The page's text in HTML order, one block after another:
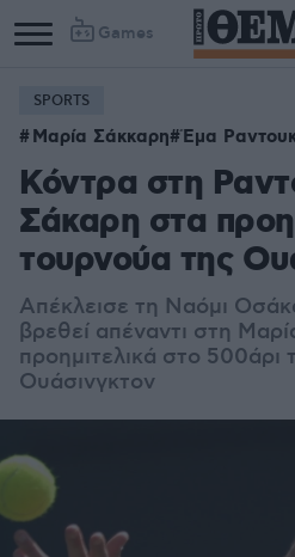
Games
SPORTS
Μαρία Σάκκαρη Έμα
Κόντρα στη
Σάκαρη στα
τουρνούα της
Απέκλεισε τη Ναόμι
βρεθεί απέναντι στη
προημιτελικά στο 500άρι
Ουάσινγκτον